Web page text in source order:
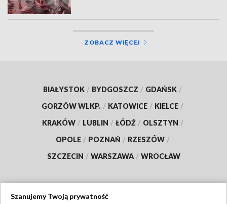
ZOBACZ WIĘCEJ
BIAŁYSTOK / BYDGOSZCZ / GDAŃSK /
GORZÓW WLKP. / KATOWICE / KIELCE /
KRAKÓW / LUBLIN / ŁÓDŹ / OLSZTYN /
OPOLE / POZNAŃ / RZESZÓW /
SZCZECIN / WARSZAWA / WROCŁAW
Szanujemy Twoją prywatność